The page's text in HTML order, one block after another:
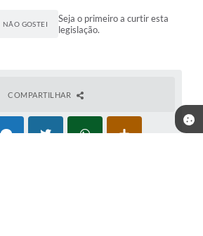
NÃO GOSTEI
Seja o primeiro a curtir esta
legislação.
COMPARTILHAR